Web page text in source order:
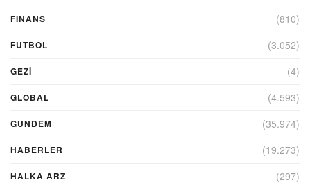
FINANS (810)
FUTBOL (3.052)
GEZI (4)
GLOBAL (4.593)
GUNDEM (35.974)
HABERLER (19.273)
HALKA ARZ (297)